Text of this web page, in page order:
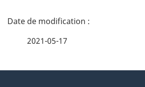
D
2021-05-17